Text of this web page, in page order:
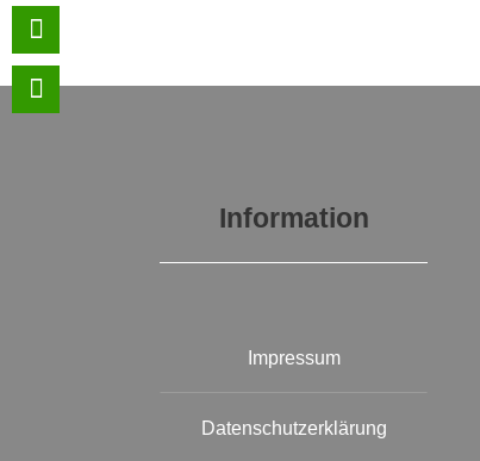
Information
Impressum
Datenschutzerklärung